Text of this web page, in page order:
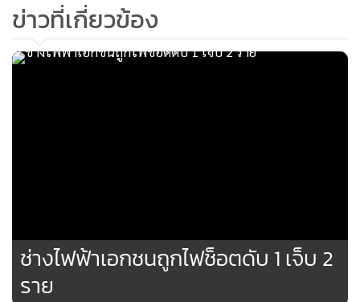
ข่าวที่เกี่ยวข้อง
ช่างไฟฟ้าเอกชนถูกไฟช็อตดับ 1 เจ็บ 2
ราย